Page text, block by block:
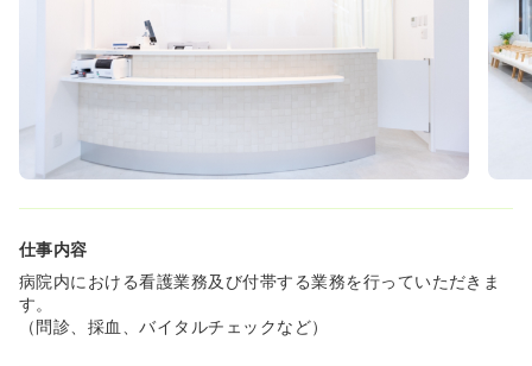
仕事内容
病院内における看護業務及び付帯する業務を行っていただきま
す。
（問診、採血、バイタルチェックなど）